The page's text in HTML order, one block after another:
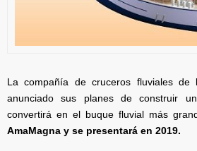
La compañía de cruceros fluviales de
anunciado sus planes de construir
convertirá en el buque fluvial más
AmaMagna y se presentará en 2019.